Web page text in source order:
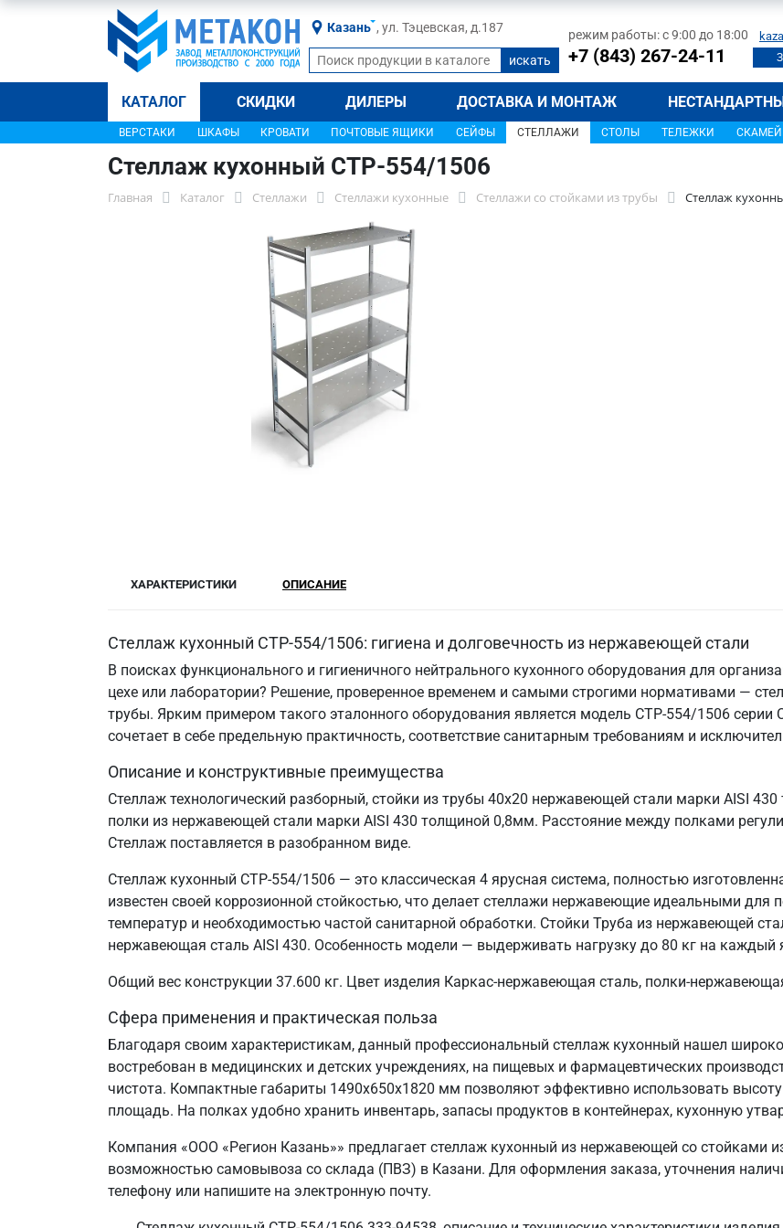
Казань , ул. Тэцевская, д.187 режим работы: с 9:00 до 18:00
+7 (843) 267-24-11
КАТАЛОГ СКИДКИ ДИЛЕРЫ ДОСТАВКА И МОНТАЖ
ВЕРСТАКИ ШКАФЫ КРОВАТИ ПОЧТОВЫЕ ЯЩИКИ СЕЙФЫ СТЕЛЛАЖИ СТОЛЫ ТЕЛЕЖКИ
Стеллаж кухонный СТР-554/1506
Главная Каталог Стеллажи Стеллажи кухонные Стеллажи со стойками из трубы Стеллаж
ХАРАКТЕРИСТИКИ ОПИСАНИЕ
Стеллаж кухонный СТР-554/1506: гигиена и долговечность из нержавеющей стали
В поисках функционального и гигиеничного нейтрального кухонного оборудования для
цехе или лаборатории? Решение, проверенное временем и самыми строгими нормативами —
трубы. Ярким примером такого эталонного оборудования является модель СТР-554/1506 серии
сочетает в себе предельную практичность, соответствие санитарным требованиям и
Описание и конструктивные преимущества
Стеллаж технологический разборный, стойки из трубы 40х20 нержавеющей стали марки AISI
полки из нержавеющей стали марки AISI 430 толщиной 0,8мм. Расстояние между полками
Стеллаж поставляется в разобранном виде.
Стеллаж кухонный СТР-554/1506 — это классическая 4 ярусная система, полностью
известен своей коррозионной стойкостью, что делает стеллажи нержавеющие идеальными
температур и необходимостью частой санитарной обработки. Стойки Труба из нержавеющей
нержавеющая сталь AISI 430. Особенность модели — выдерживать нагрузку до 80 кг на каждый
Общий вес конструкции 37.600 кг. Цвет изделия Каркас-нержавеющая сталь, полки-
Сфера применения и практическая польза
Благодаря своим характеристикам, данный профессиональный стеллаж кухонный нашел
востребован в медицинских и детских учреждениях, на пищевых и фармацевтических
чистота. Компактные габариты 1490х650х1820 мм позволяют эффективно использовать
площадь. На полках удобно хранить инвентарь, запасы продуктов в контейнерах, кухонную
Компания «ООО «Регион Казань»» предлагает стеллаж кухонный из нержавеющей со стойками
возможностью самовывоза со склада (ПВЗ) в Казани. Для оформления заказа, уточнения
телефону или напишите на электронную почту.